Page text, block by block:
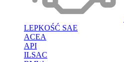
LEPKOŚĆ SAE
ACEA
API
ILSAC